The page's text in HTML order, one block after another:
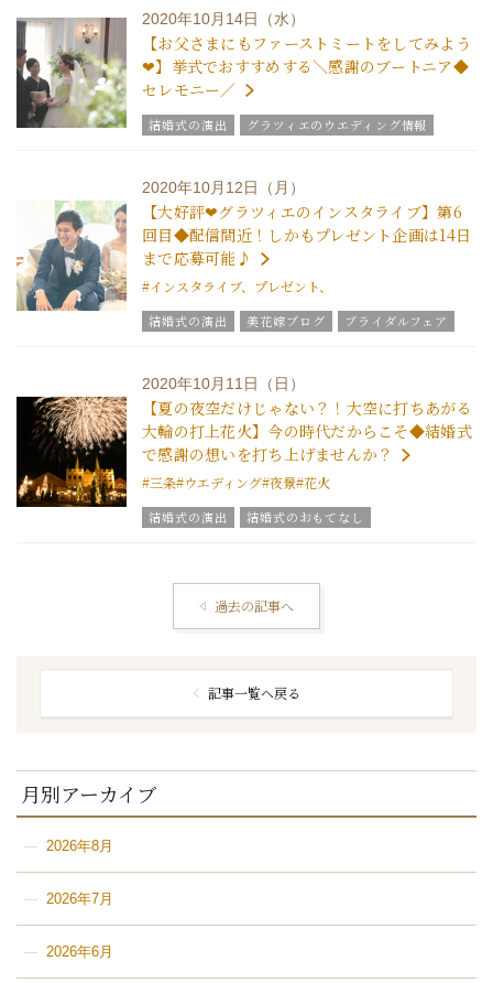
2020年10月14日（水）
【お父さまにもファーストミートをしてみよう
❤】挙式でおすすめする＼感謝のブートニア◆
セレモニー／
結婚式の演出
グラツィエのウエディング情報
ウエディングスタッフｖｏｉｃｅ
チームグラツィエメンバー
グラツィエについて
2020年10月12日（月）
【大好評❤グラツィエのインスタライブ】第6
回目◆配信間近！しかもプレゼント企画は14日
まで応募可能♪
#インスタライブ、プレゼント、
結婚式の演出 美花嫁ブログ
ブライダルフェア
結婚式の豆知識
ウエディングスタッフｖｏｉｃｅ
チームグラツィエメンバー
2020年10月11日（日）
【夏の夜空だけじゃない？！大空に打ちあがる
大輪の打上花火】今の時代だからこそ◆結婚式
で感謝の想いを打ち上げませんか？
#三条#ウエディング#夜景#花火
結婚式の演出
結婚式のおもてなし
過去の記事へ
記事一覧へ戻る
月別アーカイブ
2026年8月
2026年7月
2026年6月